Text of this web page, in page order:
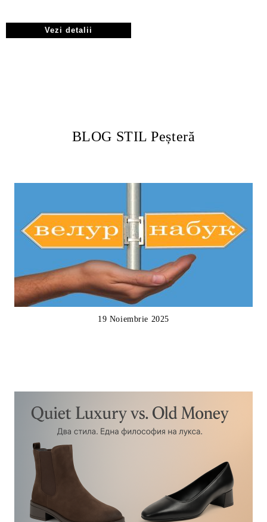
Vezi detalii
BLOG STIL Peșteră
19 Noiembrie 2025